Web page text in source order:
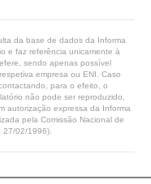
da base de dados da Informa
e faz referência unicamente à
sendo apenas possível
empresa ou ENI. Caso
para o efeito, o
não pode ser reproduzido,
autorização expressa da Informa
pela Comissão Nacional de
27/02/1996).